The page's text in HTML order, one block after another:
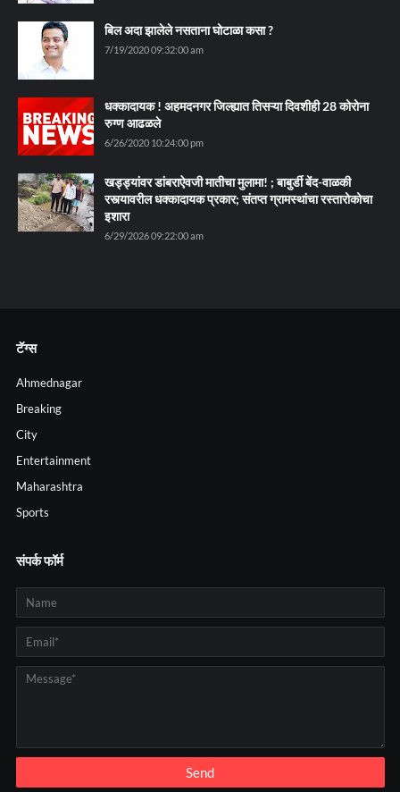
बिल अदा झालेले नसताना घोटाळा कसा ?
7/19/2020 09:32:00 am
धक्कादायक ! अहमदनगर जिल्ह्यात तिसऱ्या दिवशीही 28 कोरोना
रुग्ण आढळले
6/26/2020 10:24:00 pm
खड्ड्यांवर डांबराऐवजी मातीचा मुलामा! ; बाबुर्डी बेंद-वाळकी
रस्त्यावरील धक्कादायक प्रकार; संतप्त ग्रामस्थांचा रस्तारोकोचा
इशारा
6/29/2026 09:22:00 am
टॅग्स
Ahmednagar
Breaking
City
Entertainment
Maharashtra
Sports
संपर्क फॉर्म